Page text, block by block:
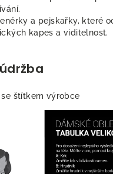
a pejskařky, které
kapes a viditelnost.
se štítkem výrobce